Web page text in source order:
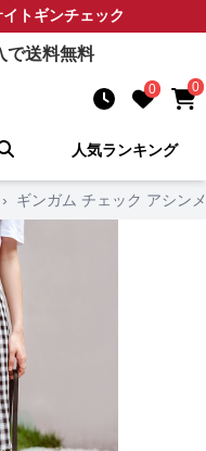
トギンチェック
で送料無料
0 0
人気ランキング
› ギンガム チェック アシン